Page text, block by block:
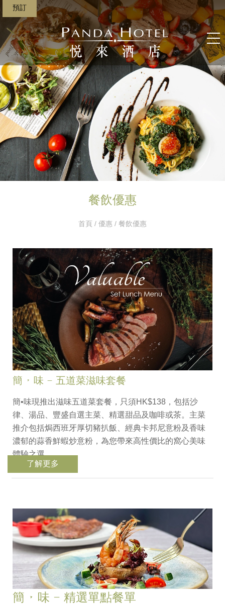
預訂
餐飲優惠
首頁 / 優惠 / 餐飲優惠
簡 • 味 – 五道菜滋味套餐
簡•味現推出滋味五道菜套餐，只須HK$138，包括沙
律、湯品、豐盛自選主菜、精選甜品及咖啡或茶。主菜
推介包括焗西班牙厚切豬扒飯、經典卡邦尼意粉及香味
濃郁的蒜香鮮蝦炒意粉，為您帶來高性價比的窩心美味
體驗之選。
了解更多
簡 • 味 – 精選單點餐單